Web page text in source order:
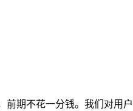
期不花一分钱。我们对用